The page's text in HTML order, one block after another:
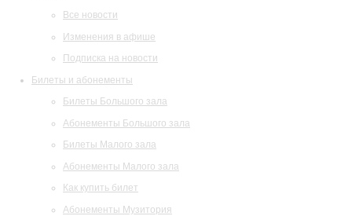
Все новости
Изменения в афише
Подписка на новости
Билеты и абонементы
Билеты Большого зала
Абонементы Большого зала
Билеты Малого зала
Абонементы Малого зала
Как купить билет
Абонементы Музитория